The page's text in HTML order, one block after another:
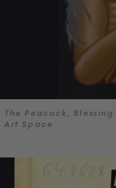
The Peacock,
Art Space